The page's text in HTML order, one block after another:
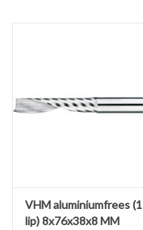
VHM aluminiumfrees (1
lip) 8x76x38x8 MM